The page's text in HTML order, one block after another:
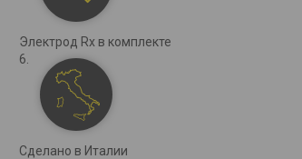
Электрод Rx в комплекте
Сделано в Италии